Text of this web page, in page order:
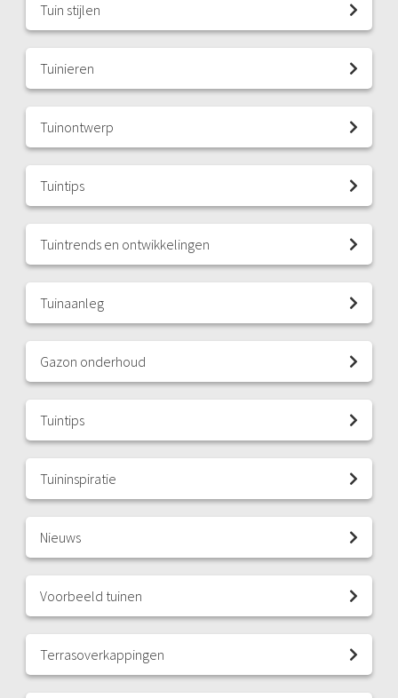
Tuin stijlen
Tuinieren
Tuinontwerp
Tuintips
Tuintrends en ontwikkelingen
Tuinaanleg
Gazon onderhoud
Tuintips
Tuininspiratie
Nieuws
Voorbeeld tuinen
Terrasoverkappingen